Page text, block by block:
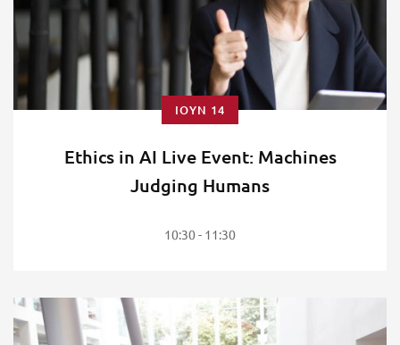
ΙΟΎΝ 14
Ethics in AI Live Event: Machines
Judging Humans
10:30 - 11:30